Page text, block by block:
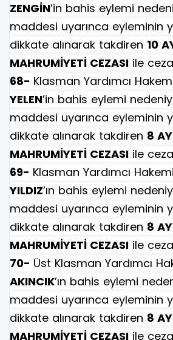
ZENGİN’in bahis eylemi
maddesi uyarınca eyleminin
dikkate alınarak takdiren 10
MAHRUMİYETİ CEZASI ile
68- Klasman Yardımcı
YELEN’in bahis eylemi
maddesi uyarınca eyleminin
dikkate alınarak takdiren 8
MAHRUMİYETİ CEZASI ile
69- Klasman Yardımcı Hakemi
YILDIZ’ın bahis eylemi
maddesi uyarınca eyleminin
dikkate alınarak takdiren 8
MAHRUMİYETİ CEZASI ile
70- Üst Klasman Yardımcı
AKINCIK’ın bahis eylemi
maddesi uyarınca eyleminin
dikkate alınarak takdiren 8
MAHRUMİYETİ CEZASI ile